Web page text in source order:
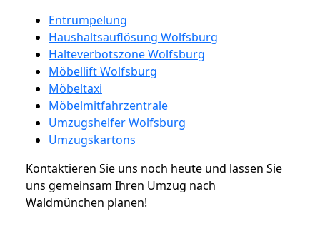
Entrümpelung
Haushaltsauflösung Wolfsburg
Halteverbotszone Wolfsburg
Möbellift Wolfsburg
Möbeltaxi
Möbelmitfahrzentrale
Umzugshelfer Wolfsburg
Umzugskartons
Kontaktieren Sie uns noch heute und lassen Sie
uns gemeinsam Ihren Umzug nach
Waldmünchen planen!